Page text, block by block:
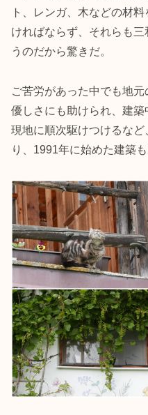
ト、レンガ、木などの材
ければならず、それらも
うのだから驚きだ。
ご苦労があった中でも地
優しさにも助けられ、建
現地に順次駆けつけるな
り、1991年に始めた建築